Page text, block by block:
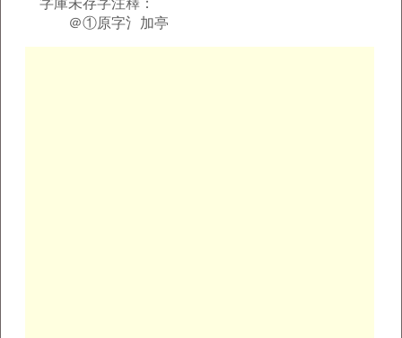
字庫未存字注釋：
＠①原字氵加亭